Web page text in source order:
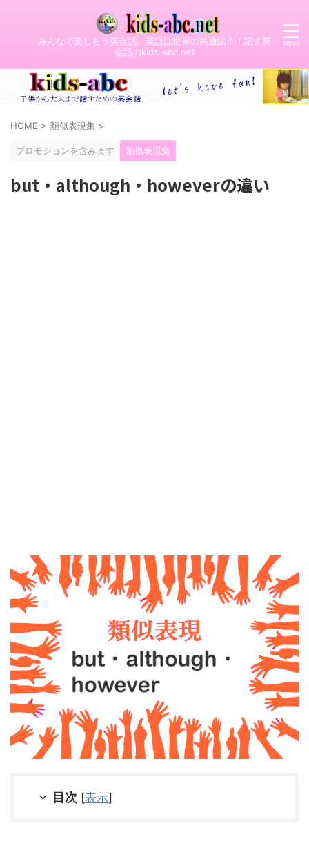
みんなで楽しもう英会話。英語は世界の共通語！！話す英
会話のkids-abc.net
HOME > 類似表現集 >
プロモションを含みます 類似表現集
but・although・howeverの違い
目次 [表示]